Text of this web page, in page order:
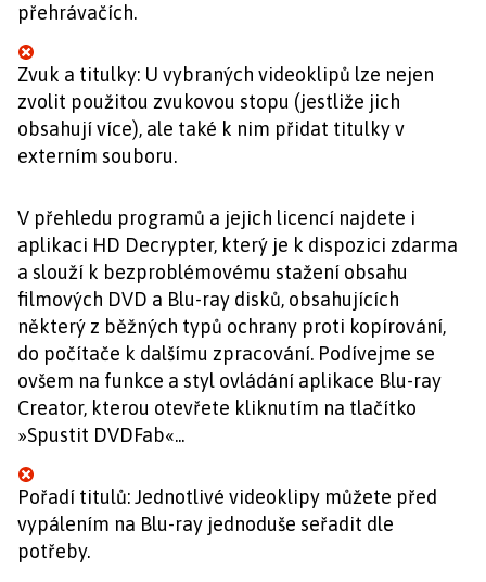
přehrávačích.
Zvuk a titulky: U vybraných videoklipů lze nejen
zvolit použitou zvukovou stopu (jestliže jich
obsahují více), ale také k nim přidat titulky v
externím souboru.
V přehledu programů a jejich licencí najdete i
aplikaci HD Decrypter, který je k dispozici zdarma
a slouží k bezproblémovému stažení obsahu
filmových DVD a Blu-ray disků, obsahujících
některý z běžných typů ochrany proti kopírování,
do počítače k dalšímu zpracování. Podívejme se
ovšem na funkce a styl ovládání aplikace Blu-ray
Creator, kterou otevřete kliknutím na tlačítko
»Spustit DVDFab«...
Pořadí titulů: Jednotlivé videoklipy můžete před
vypálením na Blu-ray jednoduše seřadit dle
potřeby.